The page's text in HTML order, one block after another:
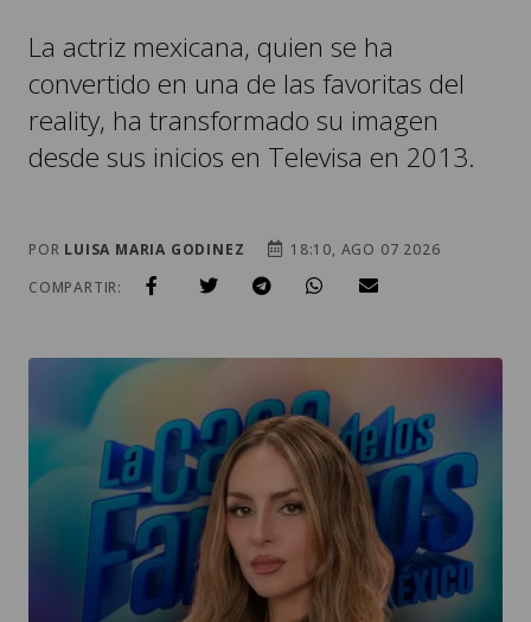
La actriz mexicana, quien se ha
convertido en una de las favoritas del
reality, ha transformado su imagen
desde sus inicios en Televisa en 2013.
POR LUISA MARIA GODINEZ
18:10, AGO 07 2026
COMPARTIR: